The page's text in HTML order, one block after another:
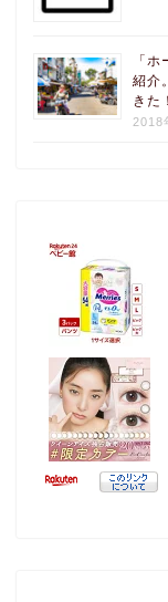
「
紹介
きた！
2018